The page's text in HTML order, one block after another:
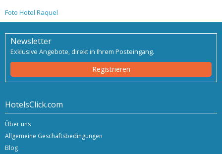
Foto Hotel Raquel
Newsletter
Exklusive Angebote, direkt in Ihrem Posteingang.
Registrieren
HotelsClick.com
Über uns
Allgemeine Geschäftsbedingungen
Blog